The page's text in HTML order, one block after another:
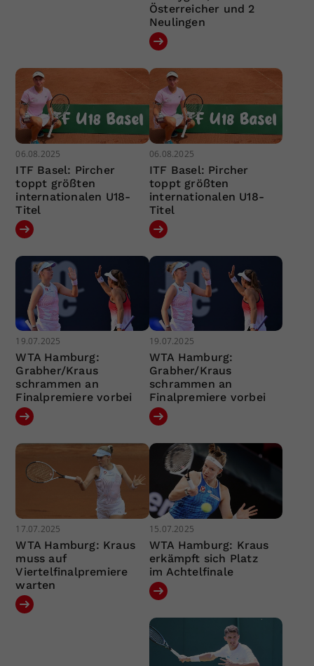
Österreicher und 2
Neulingen
06.08.2025
ITF Basel: Pircher
toppt größten
internationalen U18-
Titel
06.08.2025
ITF Basel: Pircher
toppt größten
internationalen U18-
Titel
19.07.2025
WTA Hamburg:
Grabher/Kraus
schrammen an
Finalpremiere vorbei
19.07.2025
WTA Hamburg:
Grabher/Kraus
schrammen an
Finalpremiere vorbei
17.07.2025
WTA Hamburg: Kraus
muss auf
Viertelfinalpremiere
warten
15.07.2025
WTA Hamburg: Kraus
erkämpft sich Platz
im Achtelfinale